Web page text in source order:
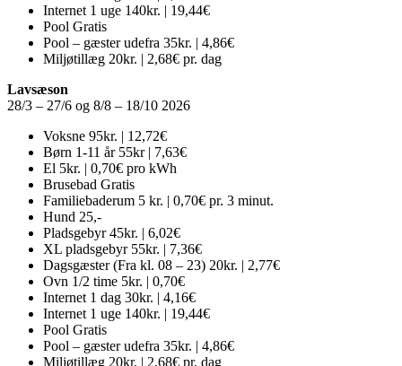
Internet 1 uge 140kr. | 19,44€
Pool Gratis
Pool – gæster udefra 35kr. | 4,86€
Miljøtillæg 20kr. | 2,68€ pr. dag
Lavsæson
28/3 – 27/6 og 8/8 – 18/10 2026
Voksne 95kr. | 12,72€
Børn 1-11 år 55kr | 7,63€
El 5kr. | 0,70€ pro kWh
Brusebad Gratis
Familiebaderum 5 kr. | 0,70€ pr. 3 minut.
Hund 25,-
Pladsgebyr45kr. | 6,02€
XL pladsgebyr 55kr. | 7,36€
Dagsgæster (Fra kl. 08 – 23) 20kr. | 2,77€
Ovn 1/2 time 5kr. | 0,70€
Internet 1 dag 30kr. | 4,16€
Internet 1 uge 140kr. | 19,44€
Pool Gratis
Pool – gæster udefra 35kr. | 4,86€
Miljøtillæg 20kr. | 2,68€ pr. dag